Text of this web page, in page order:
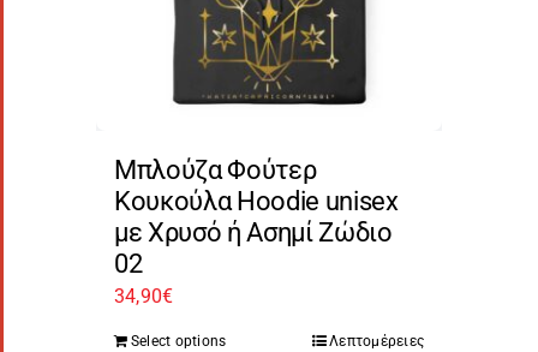
Μπλούζα Φούτερ
Κουκούλα Hoodie unisex
με Χρυσό ή Ασημί Ζώδιο
02
34,90€
Select options Λεπτομέρειες